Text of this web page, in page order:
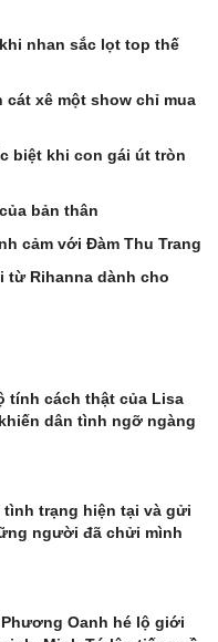
nhan sắc lọt top thế
xê một show chỉ mua
biệt khi con gái út tròn
bản thân
cảm với Đàm Thu Trang
từ Rihanna dành cho
tính cách thật của Lisa
dân tình ngỡ ngàng
tình trạng hiện tại và gửi
người đã chửi mình
Oanh hé lộ giới